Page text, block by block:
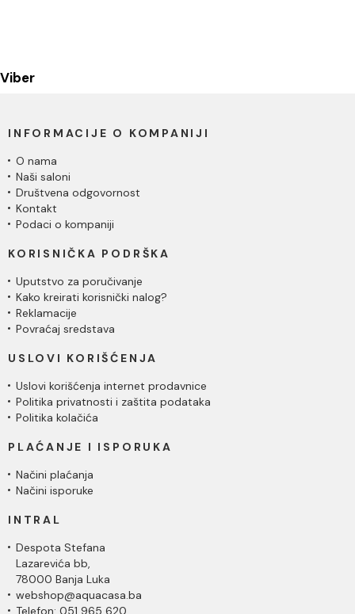
Viber
INFORMACIJE O KOMPANIJI
O nama
Naši saloni
Društvena odgovornost
Kontakt
Podaci o kompaniji
KORISNIČKA PODRŠKA
Uputstvo za poručivanje
Kako kreirati korisnički nalog?
Reklamacije
Povraćaj sredstava
USLOVI KORIŠĆENJA
Uslovi korišćenja internet prodavnice
Politika privatnosti i zaštita podataka
Politika kolačića
PLAĆANJE I ISPORUKA
Načini plaćanja
Načini isporuke
INTRAL
Despota Stefana
Lazarevića bb,
78000 Banja Luka
webshop@aquacasa.ba
Telefon: 051 965 620